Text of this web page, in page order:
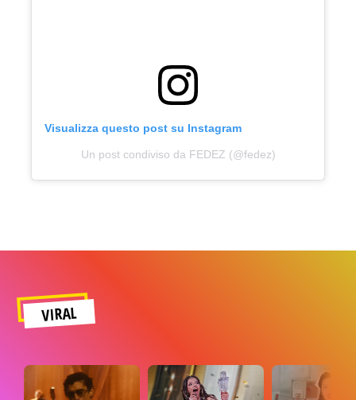
Visualizza questo post su Instagram
Un post condiviso da FEDEZ (@fedez)
VIRAL